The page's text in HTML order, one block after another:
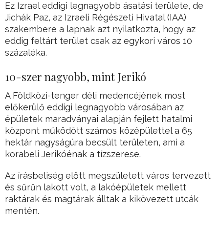
Ez Izrael eddigi legnagyobb ásatási területe, de
Jichák Paz, az Izraeli Régészeti Hivatal (IAA)
szakembere a lapnak azt nyilatkozta, hogy az
eddig feltárt terület csak az egykori város 10
százaléka.
10-szer nagyobb, mint Jerikó
A Földközi-tenger déli medencéjének most
előkerülő eddigi legnagyobb városában az
épületek maradványai alapján fejlett hatalmi
központ működött számos középülettel a 65
hektár nagyságúra becsült területen, ami a
korabeli Jerikóénak a tízszerese.
Az írásbeliség előtt megszületett város tervezett
és sűrűn lakott volt, a lakóépületek mellett
raktárak és magtárak álltak a kikövezett utcák
mentén.